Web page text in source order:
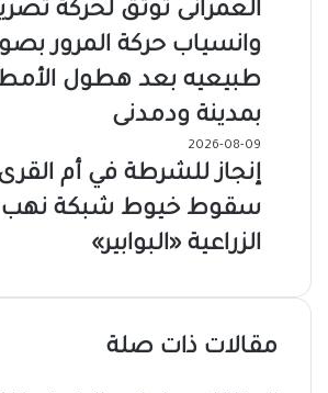
العمرانى توثق لحركة
وانسياب حركة المرور
طبيعيه بعد هطول
بمدينة ودمدنى
2026-08-09
إنجاز للشرطة في أم
سقوط خيوط شبكة نهب
الزراعية «البوابير»
مقالات ذات صلة